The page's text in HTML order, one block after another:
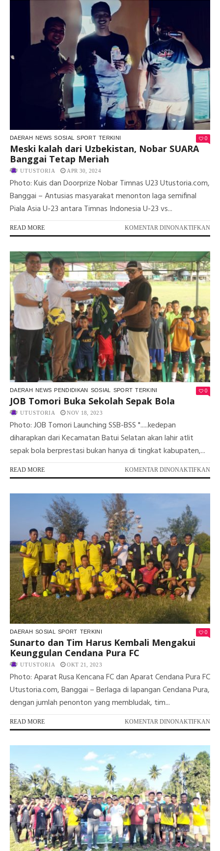
DAERAH NEWS SOSIAL SPORT TERKINI 0
Meski kalah dari Uzbekistan, Nobar SUARA
Banggai Tetap Meriah
UTUSTORIA APR 30, 2024
Photo: Kuis dan Doorprize Nobar Timnas U23 Utustoria.com,
Banggai – Antusias masyarakat menonton laga semifinal
Piala Asia U-23 antara Timnas Indonesia U-23 vs...
READ MORE KOMENTAR DINONAKTIFKAN
DAERAH NEWS PENDIDIKAN SOSIAL SPORT TERKINI 0
JOB Tomori Buka Sekolah Sepak Bola
UTUSTORIA NOV 18, 2023
Photo: JOB Tomori Launching SSB-BSS ".....kedepan
diharapkan dari Kecamatan Batui Selatan akan lahir atlit
sepak bola berprestasi bukan hanya di tingkat kabupaten,...
READ MORE KOMENTAR DINONAKTIFKAN
JOB
DAERAH SOSIAL SPORT TERKINI 0
Sunarto dan Tim Harus Kembali Mengakui
Keunggulan Cendana Pura FC
UTUSTORIA OKT 21, 2023
Photo: Aparat Rusa Kencana FC dan Aparat Cendana Pura FC
Utustoria.com, Banggai – Berlaga di lapangan Cendana Pura,
dengan jumlah penonton yang membludak, tim...
READ MORE KOMENTAR DINONAKTIFKAN
FC